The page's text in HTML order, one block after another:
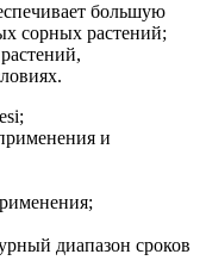
большую
сорных растений;
и
диапазон сроков